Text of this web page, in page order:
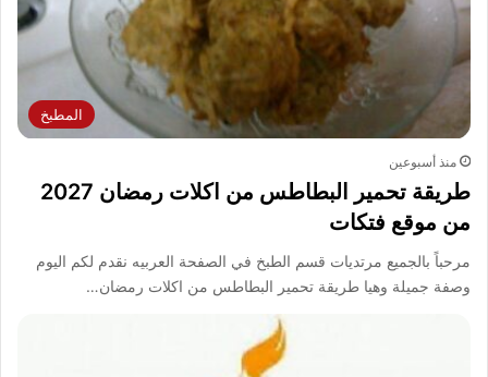
المطبخ
منذ أسبوعين
طريقة تحمير البطاطس من اكلات رمضان 2027
من موقع فتكات
مرحباً بالجميع مرتديات قسم الطبخ في الصفحة العربيه نقدم لكم اليوم
وصفة جميلة وهيا طريقة تحمير البطاطس من اكلات رمضان…